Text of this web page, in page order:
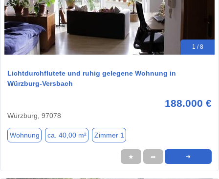
1 / 8
Lichtdurchflutete und ruhig gelegene Wohnung in
Würzburg-Versbach
188.000 €
Würzburg, 97078
Wohnung ca. 40,00 m² Zimmer 1
★ ➦ ➜